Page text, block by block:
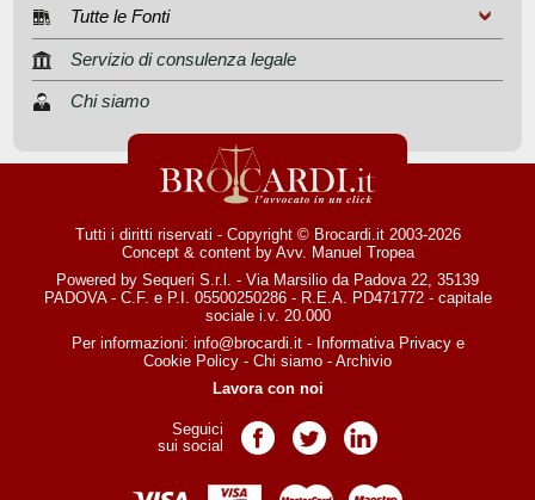
Tutte le Fonti
Servizio di consulenza legale
Chi siamo
Tutti i diritti riservati - Copyright © Brocardi.it 2003-2026
Concept & content by Avv. Manuel Tropea
Powered by Sequeri S.r.l. - Via Marsilio da Padova 22, 35139
PADOVA - C.F. e P.I. 05500250286 - R.E.A. PD471772 - capitale
sociale i.v. 20.000
Per informazioni: info@brocardi.it- Informativa Privacye
Cookie Policy - Chi siamo - Archivio
Lavora con noi
Seguici
sui social
Pagina Facebook
Pagina TwitterPagina LinkedIn